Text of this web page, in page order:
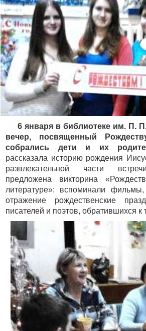
6 января в библиотеке им. П.
вечер, посвященный
собрались дети и их
рассказала историю рождения
развлекательной части
предложена викторина
литературе»: вспоминали
отражение рождественские
писателей и поэтов, обратившихся к